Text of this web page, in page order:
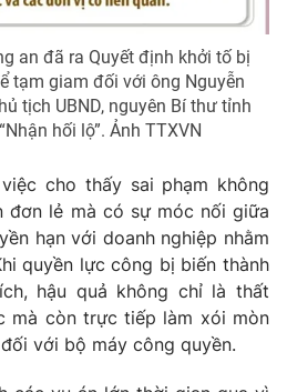
an đã ra Quyết định khởi tố bị
tạm giam đối với ông Nguyễn
tịch UBND, nguyên Bí thư tỉnh
hối lộ”. Ảnh TTXVN
cho thấy sai phạm không
đơn lẻ mà có sự móc nối giữa
hạn với doanh nghiệp nhằm
quyền lực công bị biến thành
hậu quả không chỉ là thất
mà còn trực tiếp làm xói mòn
với bộ máy công quyền.